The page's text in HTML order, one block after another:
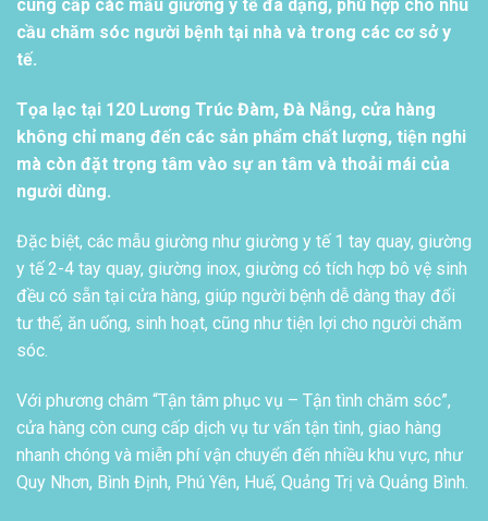
cung cấp các mẫu giường y tế đa dạng, phù hợp cho nhu
cầu chăm sóc người bệnh tại nhà và trong các cơ sở y
tế.
Tọa lạc tại 120 Lương Trúc Đàm, Đà Nẵng, cửa hàng
không chỉ mang đến các sản phẩm chất lượng, tiện nghi
mà còn đặt trọng tâm vào sự an tâm và thoải mái của
người dùng.
Đặc biệt, các mẫu giường như giường y tế 1 tay quay, giường
y tế 2-4 tay quay, giường inox, giường có tích hợp bô vệ sinh
đều có sẵn tại cửa hàng, giúp người bệnh dễ dàng thay đổi
tư thế, ăn uống, sinh hoạt, cũng như tiện lợi cho người chăm
sóc.
Với phương châm “Tận tâm phục vụ – Tận tình chăm sóc”,
cửa hàng còn cung cấp dịch vụ tư vấn tận tình, giao hàng
nhanh chóng và miễn phí vận chuyển đến nhiều khu vực, như
Quy Nhơn, Bình Định, Phú Yên, Huế, Quảng Trị và Quảng Bình.